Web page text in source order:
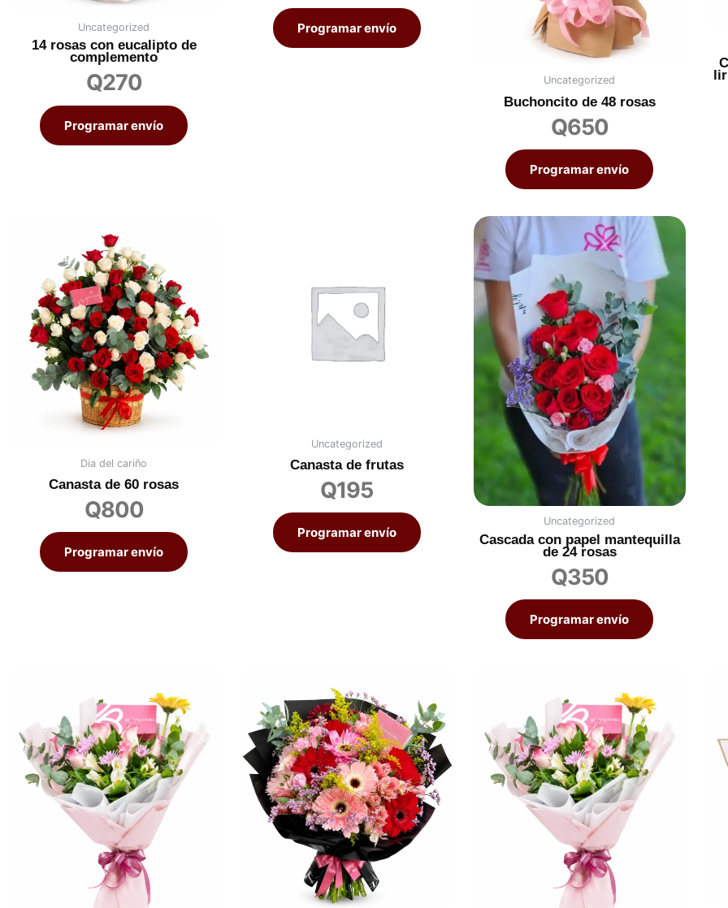
Uncategorized
14 rosas con eucalipto de
complemento
Q270
Programar envío
Programar envío
Uncategorized
Buchoncito de 48 rosas
Q650
Programar envío
Dia del cariño
Canasta de 60 rosas
Q800
Programar envío
Uncategorized
Canasta de frutas
Q195
Programar envío
Uncategorized
Cascada con papel mantequilla
de 24 rosas
Q350
Programar envío